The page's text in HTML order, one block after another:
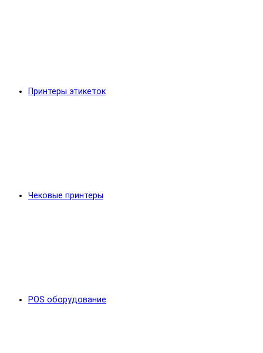
Принтеры этикеток
Чековые принтеры
POS оборудование